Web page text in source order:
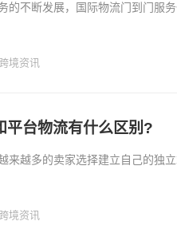
的不断发展，国际物流门到门服
跨境资讯
平台物流有什么区别?
来越多的卖家选择建立自己的独
跨境资讯